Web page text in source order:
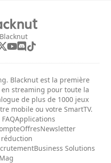
Blacknut est la première
streaming pour toute la
de plus de 1000 jeux
mobile ou votre SmartTV.
Applications
OffresNewsletter
réduction
Business Solutions